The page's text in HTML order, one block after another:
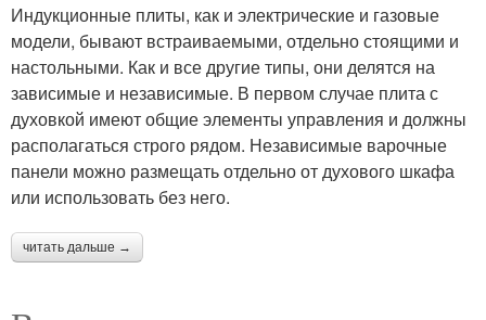
Индукционные плиты, как и электрические и газовые
модели, бывают встраиваемыми, отдельно стоящими и
настольными. Как и все другие типы, они делятся на
зависимые и независимые. В первом случае плита с
духовкой имеют общие элементы управления и должны
располагаться строго рядом. Независимые варочные
панели можно размещать отдельно от духового шкафа
или использовать без него.
читать дальше →